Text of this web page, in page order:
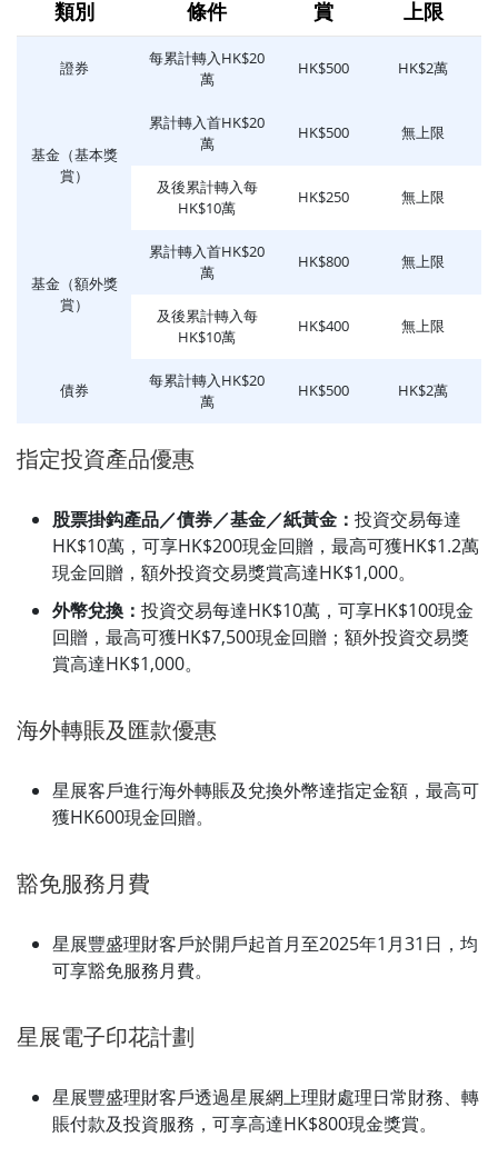
類別 條件 賞 上限
證券
每累計轉入HK$20
萬
HK$500 HK$2萬
基金（基本獎
賞）
累計轉入首HK$20
萬
HK$500 無上限
及後累計轉入每
HK$10萬
HK$250 無上限
基金（額外獎
賞）
累計轉入首HK$20
萬
HK$800 無上限
及後累計轉入每
HK$10萬
HK$400 無上限
債券
每累計轉入HK$20
萬
HK$500 HK$2萬
指定投資產品優惠
股票掛鈎產品／債券／基金／紙黃金： 投資交易每達
HK$10萬，可享HK$200現金回贈，最高可獲HK$1.2萬
現金回贈，額外投資交易獎賞高達HK$1,000。
外幣兌換： 投資交易每達HK$10萬，可享HK$100現金
回贈，最高可獲HK$7,500現金回贈；額外投資交易獎
賞高達HK$1,000。
海外轉賬及匯款優惠
星展客戶進行海外轉賬及兌換外幣達指定金額，最高可
獲HK600現金回贈。
豁免服務月費
星展豐盛理財客戶於開戶起首月至2025年1月31日，均
可享豁免服務月費。
星展電子印花計劃
星展豐盛理財客戶透過星展網上理財處理日常財務、轉
賬付款及投資服務，可享高達HK$800現金獎賞。